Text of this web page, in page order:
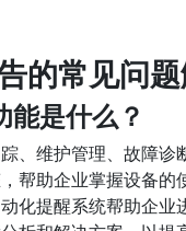
的常见问
能是什么？
、维护管理、故障
帮助企业掌握设备
化提醒系统帮助企业